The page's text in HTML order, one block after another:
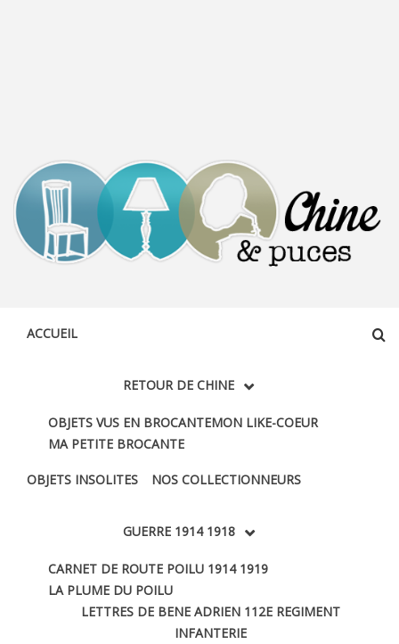
ACCUEIL
RETOUR DE CHINE
OBJETS VUS EN BROCANTEMON LIKE-COEUR
MA PETITE BROCANTE
OBJETS INSOLITES NOS COLLECTIONNEURS
GUERRE 1914 1918
CARNET DE ROUTE POILU 1914 1919
LA PLUME DU POILU
LETTRES DE BENE ADRIEN 112E REGIMENT
INFANTERIE